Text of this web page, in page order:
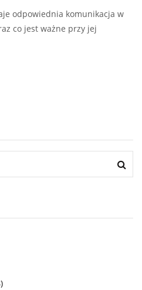
odpowiednia komunikacja w
co jest ważne przy jej